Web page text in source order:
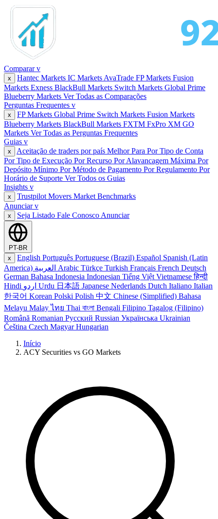
Compararv
x Hantec Markets IC Markets AvaTrade FP Markets Fusion
Markets Exness BlackBull Markets Switch Markets Global Prime
Blueberry Markets Ver Todas as Comparações
Perguntas Frequentes v
x FP Markets Global Prime Switch Markets Fusion Markets
Blueberry Markets BlackBull Markets FXTM FxPro XM GO
Markets Ver Todas as Perguntas Frequentes
Guias v
x Aceitação de traders por país Melhor Para Por Tipo de Conta
Por Tipo de Execução Por Recurso Por Alavancagem Máxima Por
Depósito Mínimo Por Método de Pagamento Por Regulamento Por
Horário de Suporte Ver Todos os Guias
Insights v
x Trustpilot Movers Market Benchmarks
Anunciarv
x Seja Listado Fale Conosco Anunciar
PT-BR
x
English Português Portuguese (Brazil) Español Spanish (Latin
America) العربية Arabic Türkçe Turkish Français French Deutsch
German Bahasa Indonesia Indonesian Tiếng Việt Vietnamese हिन्दी
Hindi اردو Urdu 日本語 Japanese Nederlands Dutch Italiano Italian
한국어 Korean Polski Polish 中文 Chinese (Simplified) Bahasa
Melayu Malay ไทย Thai বাংলা Bengali Filipino Tagalog (Filipino)
Română Romanian Русский Russian Українська Ukrainian
Čeština Czech Magyar Hungarian
Início
ACY Securities vs GO Markets